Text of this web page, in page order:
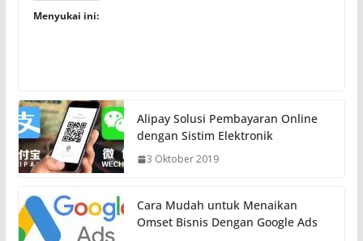
Menyukai ini:
Alipay Solusi Pembayaran Online
dengan Sistim Elektronik
3 Oktober 2019
Cara Mudah untuk Menaikan
Omset Bisnis Dengan Google Ads